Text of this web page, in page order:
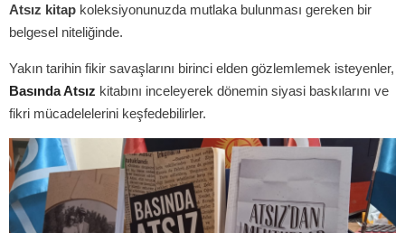
Atsız kitap koleksiyonunuzda mutlaka bulunması gereken bir
belgesel niteliğinde.
Yakın tarihin fikir savaşlarını birinci elden gözlemlemek isteyenler,
Basında Atsız kitabını inceleyerek dönemin siyasi baskılarını ve
fikri mücadelelerini keşfedebilirler.